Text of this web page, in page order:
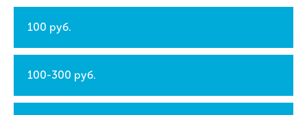
100 руб.
100-300 руб.